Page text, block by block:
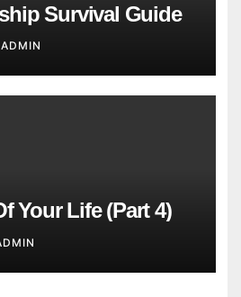
Survival Guide
ADMIN
Your Life (Part 4)